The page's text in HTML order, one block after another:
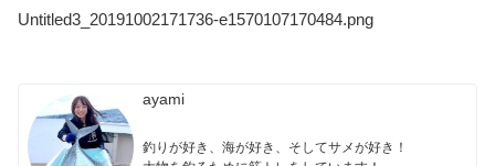
Untitled3_20191002171736-e1570107170484.png
ayami
釣りが好き、海が好き、そしてサメが好き！